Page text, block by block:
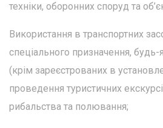
техніки, оборонних споруд та
Використання в транспортних
спеціального призначення, будь-
(крім зареєстрованих в
проведення туристичних
рибальства та полювання;